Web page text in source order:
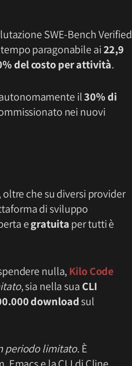
SWE-Bench Verified
paragonabile ai22,9
del costo per attività.
il30% di
nei nuovi
oltre che su diversi provider
di sviluppo
egratuitaper tutti è
nulla,Kilo Code
, sia nella sua CLI
downloadsul
periodo limitato. È